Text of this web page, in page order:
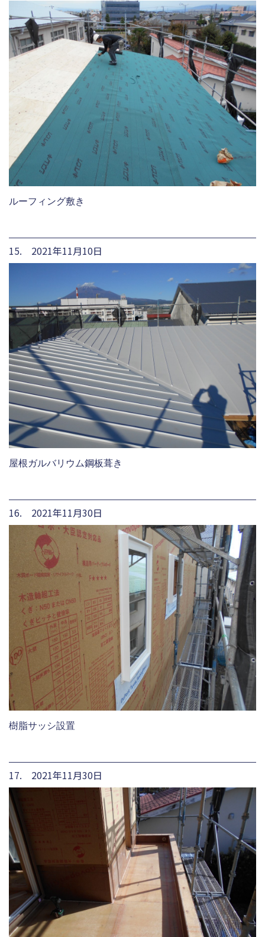
ルーフィング敷き
15. 2021年11月10日
屋根ガルバリウム鋼板葺き
16. 2021年11月30日
樹脂サッシ設置
17. 2021年11月30日